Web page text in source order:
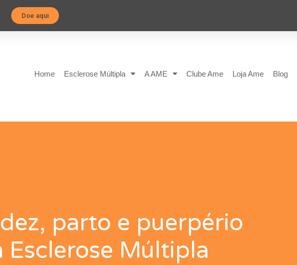
Doe aqui
Home Esclerose Múltipla A AME Clube Ame Loja Ame Blog
parto e puerpério
Esclerose Múltipla